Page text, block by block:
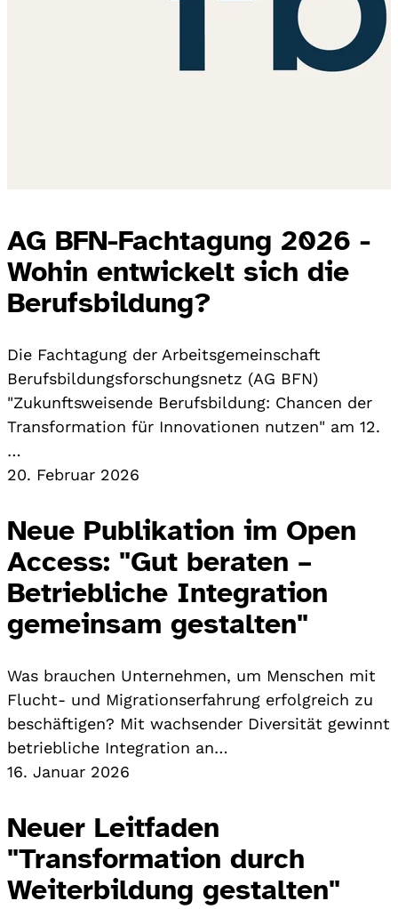
AG BFN-Fachtagung 2026 -
Wohin entwickelt sich die
Berufsbildung?
Die Fachtagung der Arbeitsgemeinschaft
Berufsbildungsforschungsnetz (AG BFN)
"Zukunftsweisende Berufsbildung: Chancen der
Transformation für Innovationen nutzen" am 12.
…
20. Februar 2026
Neue Publikation im Open
Access: "Gut beraten –
Betriebliche Integration
gemeinsam gestalten"
Was brauchen Unternehmen, um Menschen mit
Flucht- und Migrationserfahrung erfolgreich zu
beschäftigen? Mit wachsender Diversität gewinnt
betriebliche Integration an…
16. Januar 2026
Neuer Leitfaden
"Transformation durch
Weiterbildung gestalten"